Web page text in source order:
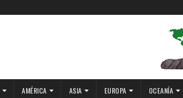
AMÉRICA ASIA EUROPA OCEANÍA